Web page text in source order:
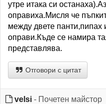
утре итака си
оправиха.Мисля че
между двете панти,пипах
оправи.Къде се намира
представлява.
Отговори с цитат
velsi - Почетен майстор